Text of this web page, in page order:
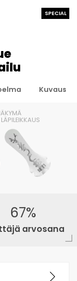
SPECIAL
Kuvaus
67%
arvosana